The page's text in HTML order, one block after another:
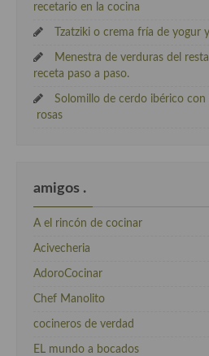
recetario en la cocina
Tzatziki o crema fría de yogur
Menestra de verduras del
receta paso a paso.
Solomillo de cerdo ibérico
rosas
amigos .
A el rincón de cocinar
Acivecheria
AdoroCocinar
Chef Manolito
cocineros de verdad
EL mundo a bocados